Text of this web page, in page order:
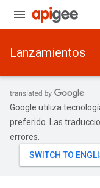
Lanzamientos
Google utiliza
preferido. Las
errores.